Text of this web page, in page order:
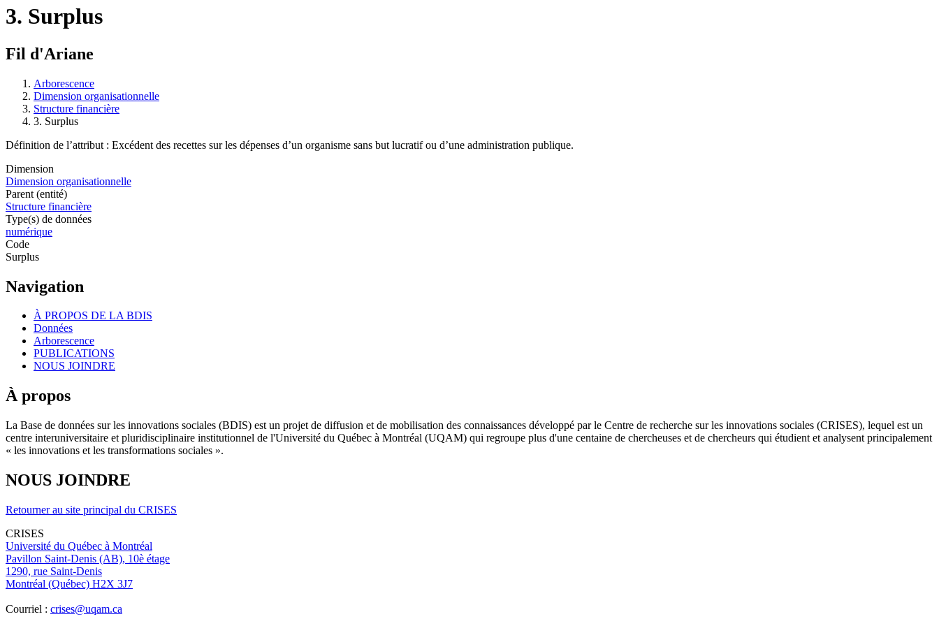
3. Surplus
Fil d'Ariane
Arborescence
Dimension organisationnelle
Structure financière
3. Surplus
Définition de l’attribut : Excédent des recettes sur les dépenses d’un organisme sans but lucratif ou d’une administration publique.
Dimension
Dimension organisationnelle
Parent (entité)
Structure financière
Type(s) de données
numérique
Code
Surplus
Navigation
À PROPOS DE LA BDIS
Données
Arborescence
PUBLICATIONS
NOUS JOINDRE
À propos
La Base de données sur les innovations sociales (BDIS) est un projet de diffusion et de mobilisation des connaissances développé par le Centre de recherche sur les innovations sociales (CRISES), lequel est un
centre interuniversitaire et pluridisciplinaire institutionnel de l'Université du Québec à Montréal (UQAM) qui regroupe plus d'une centaine de chercheuses et de chercheurs qui étudient et analysent principalement
« les innovations et les transformations sociales ».
NOUS JOINDRE
Retourner au site principal du CRISES
CRISES
Université du Québec à Montréal
Pavillon Saint-Denis (AB), 10è étage
1290, rue Saint-Denis
Montréal (Québec) H2X 3J7
Courriel : crises@uqam.ca